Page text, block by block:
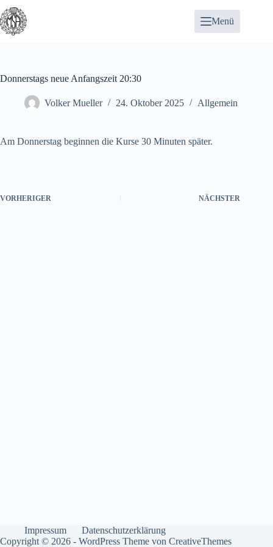
Inhalt
springen
Menü
Donnerstags neue Anfangszeit 20:30
Volker Mueller 24. Oktober 2025 Allgemein
Am Donnerstag beginnen die Kurse 30 Minuten später.
VORHERIGER NÄCHSTER
Impressum
Datenschutzerklärung
Copyright © 2026 - WordPress Theme von CreativeThemes